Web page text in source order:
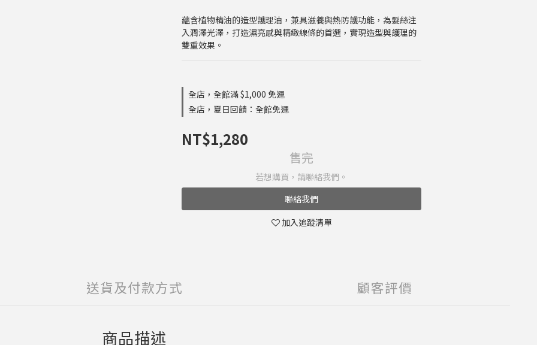
蘊含植物精油的造型護理油，兼具滋養與熱防護功能，為髮絲注
入潤澤光澤，打造濕亮感與精緻線條的首選，實現造型與護理的
雙重效果。
全店，全館滿 $1,000 免運
全店，夏日回饋：全館免運
NT$1,280
售完
若想購買，請聯絡我們。
聯絡我們
加入追蹤清單
送貨及付款方式 顧客評價
商品描述